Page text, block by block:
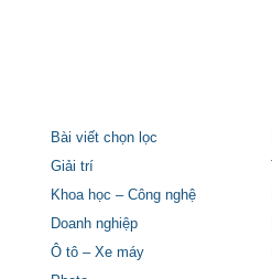
Bài viết chọn lọc
Giải trí
Khoa học – Công nghệ
Doanh nghiệp
Ô tô – Xe máy